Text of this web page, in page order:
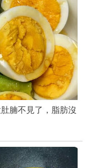
腩不見了，脂肪沒